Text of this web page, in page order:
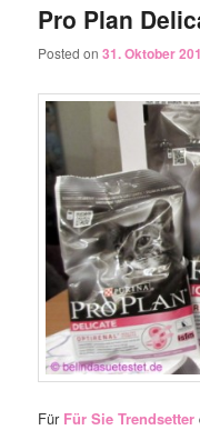
Pro Plan
Posted on31. Oktober
Für Für Sie Trendsetter